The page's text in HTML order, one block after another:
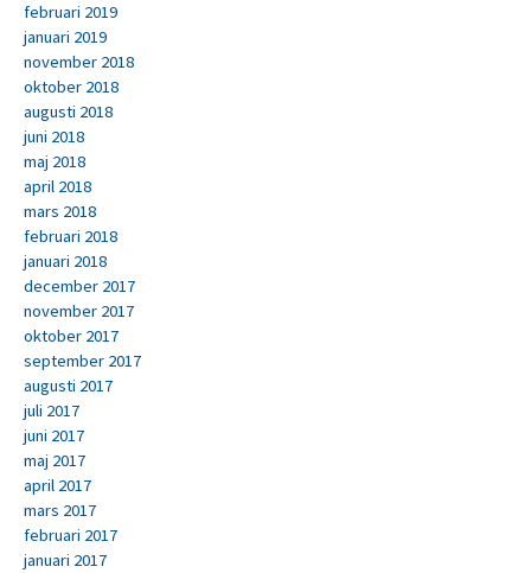
februari 2019
januari 2019
november 2018
oktober 2018
augusti 2018
juni 2018
maj 2018
april 2018
mars 2018
februari 2018
januari 2018
december 2017
november 2017
oktober 2017
september 2017
augusti 2017
juli 2017
juni 2017
maj 2017
april 2017
mars 2017
februari 2017
januari 2017